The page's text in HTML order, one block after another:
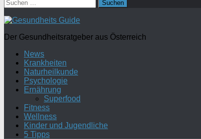
nach:
Der Gesundheitsratgeber aus Österreich
News
Krankheiten
Naturheilkunde
Psychologie
Ernährung
Superfood
Fitness
Wellness
Kinder und Jugendliche
5 Tipps